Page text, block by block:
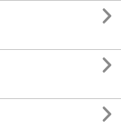


